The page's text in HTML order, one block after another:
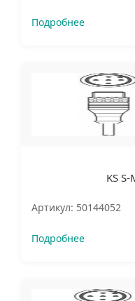
Подробнее
KS
Артикул: 50144052
Подробнее